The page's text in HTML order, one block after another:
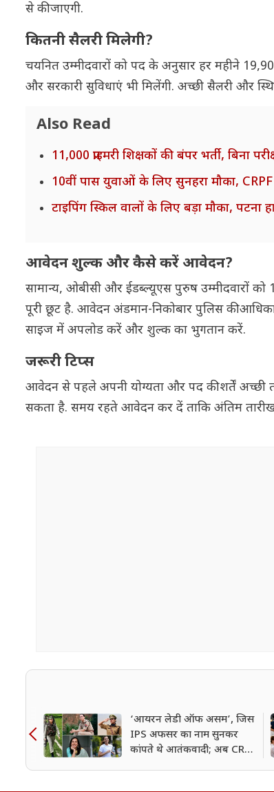
से की जाएगी.
कितनी सैलरी मिलेगी?
चयनित उम्मीदवारों को पद के अनुसार हर महीने
और सरकारी सुविधाएं भी मिलेंगी. अच्छी सैलरी और
Also Read
11,000 प्राइमरी शिक्षकों की बंपर भर्ती, बिना
10वीं पास युवाओं के लिए सुनहरा मौका,
टाइपिंग स्किल वालों के लिए बड़ा मौका, पटना
आवेदन शुल्क और कैसे करें आवेदन?
सामान्य, ओबीसी और ईडब्ल्यूएस पुरुष उम्मीदवारों
पूरी छूट है. आवेदन अंडमान-निकोबार पुलिस की
साइज में अपलोड करें और शुल्क का भुगतान करें.
जरूरी टिप्स
आवेदन से पहले अपनी योग्यता और पद की शर्तें अच्छी
सकता है. समय रहते आवेदन कर दें ताकि अंतिम
‘आयरन लेडी ऑफ असम’, जिस
IPS अफसर का नाम सुनकर
कांपते थे आतंकवादी; अब CRPF